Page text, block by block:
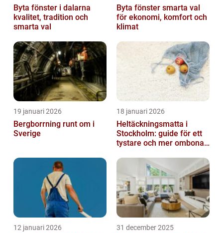
Byta fönster i dalarna
kvalitet, tradition och
smarta val
Byta fönster smarta val
för ekonomi, komfort och
klimat
19 januari 2026
Bergborrning runt om i
Sverige
18 januari 2026
Heltäckningsmatta i
Stockholm: guide för ett
tystare och mer ombonat
12 januari 2026 31 december 2025